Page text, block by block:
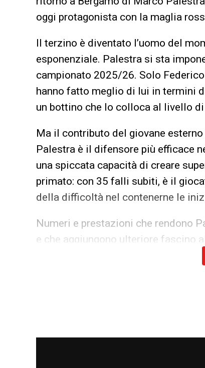
oggi protagonista con la maglia
Il terzino è diventato l’uomo del
esponenziale. Palestra si sta
campionato 2025/26. Solo
hanno fatto meglio di lui in termini
un bottino che lo colloca al livello
Ma il contributo del giovane
Palestra è il difensore più efficace
una spiccata capacità di creare
primato: con 35 falli subiti, è il
della difficoltà nel contenerne le
Numeri e prestazioni che rendono
e che aggiungono ulteriore fascino
Ultime Notizie